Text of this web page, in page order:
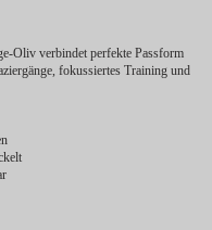
Oliv verbindet perfekte Passform
fokussiertes Training und